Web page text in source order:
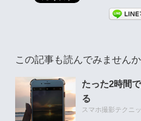
この記事も読んでみませんか
たった2時間
る
スマホ撮影テクニ